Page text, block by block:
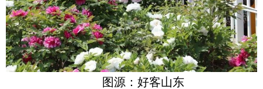
图源：好客山东